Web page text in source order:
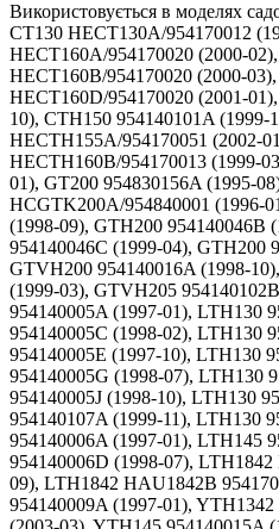
Використовується в моделях
CT130 HECT130A/954170012
HECT160A/954170020 (2000-
HECT160B/954170020 (2000-
HECT160D/954170020 (2001-
10), CTH150 954140101A (1999-
HECTH155A/954170051 (2002-
HECTH160B/954170013 (1999-
01), GT200 954830156A (1995-
HCGTK200A/954840001 (1996-
(1998-09), GTH200 954140046B
954140046C (1999-04), GTH200
GTVH200 954140016A (1998-
(1999-03), GTVH205
954140005A (1997-01), LTH130
954140005C (1998-02), LTH130
954140005E (1997-10), LTH130
954140005G (1998-07), LTH130
954140005J (1998-10), LTH130
954140107A (1999-11), LTH130
954140006A (1997-01), LTH145
954140006D (1998-07),
09), LTH1842 HAU1842B
954140009A (1997-01),